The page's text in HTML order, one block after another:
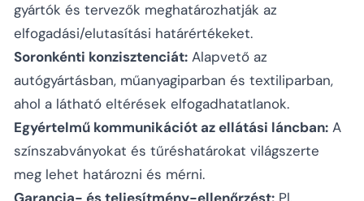
gyártók és tervezők meghatározhatják az
elfogadási/elutasítási határértékeket.
Soronkénti konzisztenciát: Alapvető az
autógyártásban, műanyagiparban és textiliparban,
ahol a látható eltérések elfogadhatatlanok.
Egyértelmű kommunikációt az ellátási láncban: A
színszabványokat és tűréshatárokat világszerte
meg lehet határozni és mérni.
Garancia- és teljesítmény-ellenőrzést: Pl.